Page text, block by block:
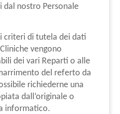
dal nostro Personale
criteri di tutela dei dati
vengono
dei vari Reparti o alle
del referto da
richiederne una
dall’originale o
informatico.